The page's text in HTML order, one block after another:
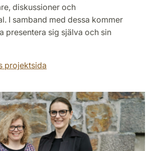
diskussioner och
I samband med dessa kommer
presentera sig själva och sin
projektsida